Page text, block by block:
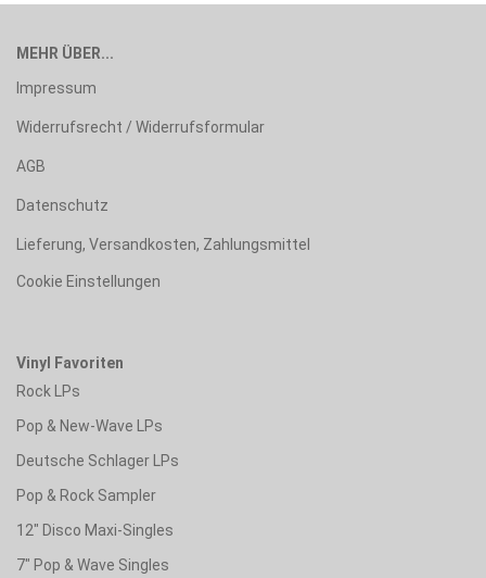
MEHR ÜBER...
Impressum
Widerrufsrecht / Widerrufsformular
AGB
Datenschutz
Lieferung, Versandkosten, Zahlungsmittel
Cookie Einstellungen
Vinyl Favoriten
Rock LPs
Pop & New-Wave LPs
Deutsche Schlager LPs
Pop & Rock Sampler
12" Disco Maxi-Singles
7" Pop & Wave Singles